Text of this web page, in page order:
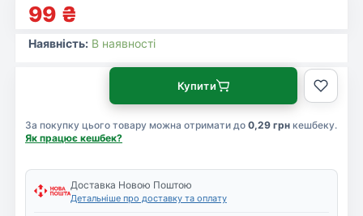
99 ₴
Наявність: В наявності
За покупку цього товару можна отримати до 0,29 грн кешбеку.
Як працює кешбек?
Купити
Доставка Новою Поштою
Детальніше про доставку та оплату